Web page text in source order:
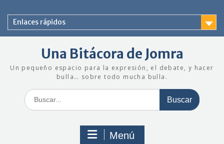
contenido
Enlaces rápidos
Una Bitácora de Jomra
Un pequeño espacio para la expresión, el debate, y hacer
bulla… sobre todo mucha bulla.
Buscar:
Menú